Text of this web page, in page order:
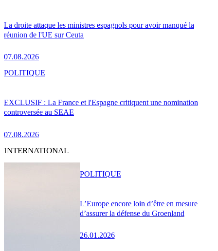
La droite attaque les ministres espagnols pour avoir manqué la
réunion de l'UE sur Ceuta
07.08.2026
EXCLUSIF : La France et l'Espagne critiquent une nomination
controversée au SEAE
07.08.2026
POLITIQUE
INTERNATIONAL
L’Europe encore loin d’être en mesure
d’assurer la défense du Groenland
26.01.2026
POLITIQUE